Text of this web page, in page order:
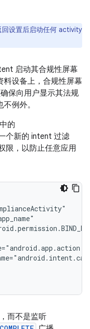
回设置后启动任何 activity
启动其合规性屏幕
料设备上，合规性屏幕
保向用户显示其法规
例外。
的
个新的 intent 过滤
限，以防止任意应用
而不是监听